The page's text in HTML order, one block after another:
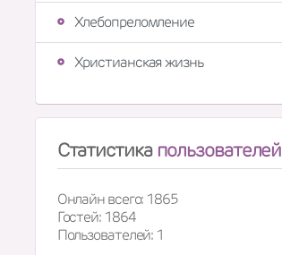
Хлебопреломление
Христианская жизнь
Статистика пользователей
Онлайн всего: 1865
Гостей: 1864
Пользователей: 1